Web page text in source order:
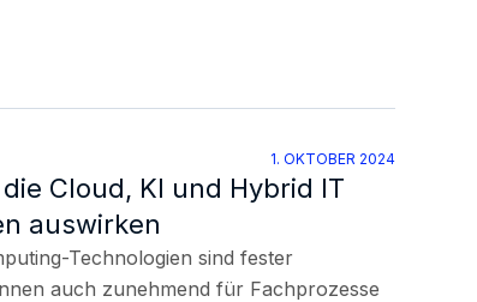
1. OKTOBER 2024
Cloud, KI und Hybrid IT
auswirken
Technologien sind fester
auch zunehmend für Fachprozesse